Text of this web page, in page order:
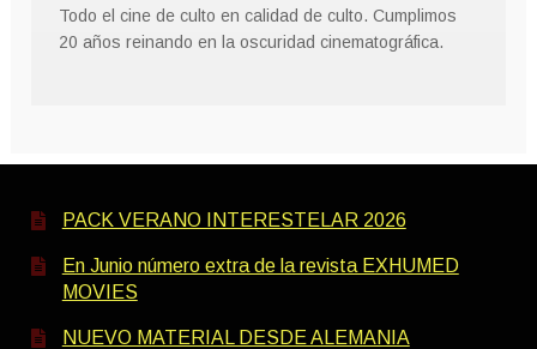
Todo el cine de culto en calidad de culto. Cumplimos
20 años reinando en la oscuridad cinematográfica.
PACK VERANO INTERESTELAR 2026
En Junio número extra de la revista EXHUMED
MOVIES
NUEVO MATERIAL DESDE ALEMANIA